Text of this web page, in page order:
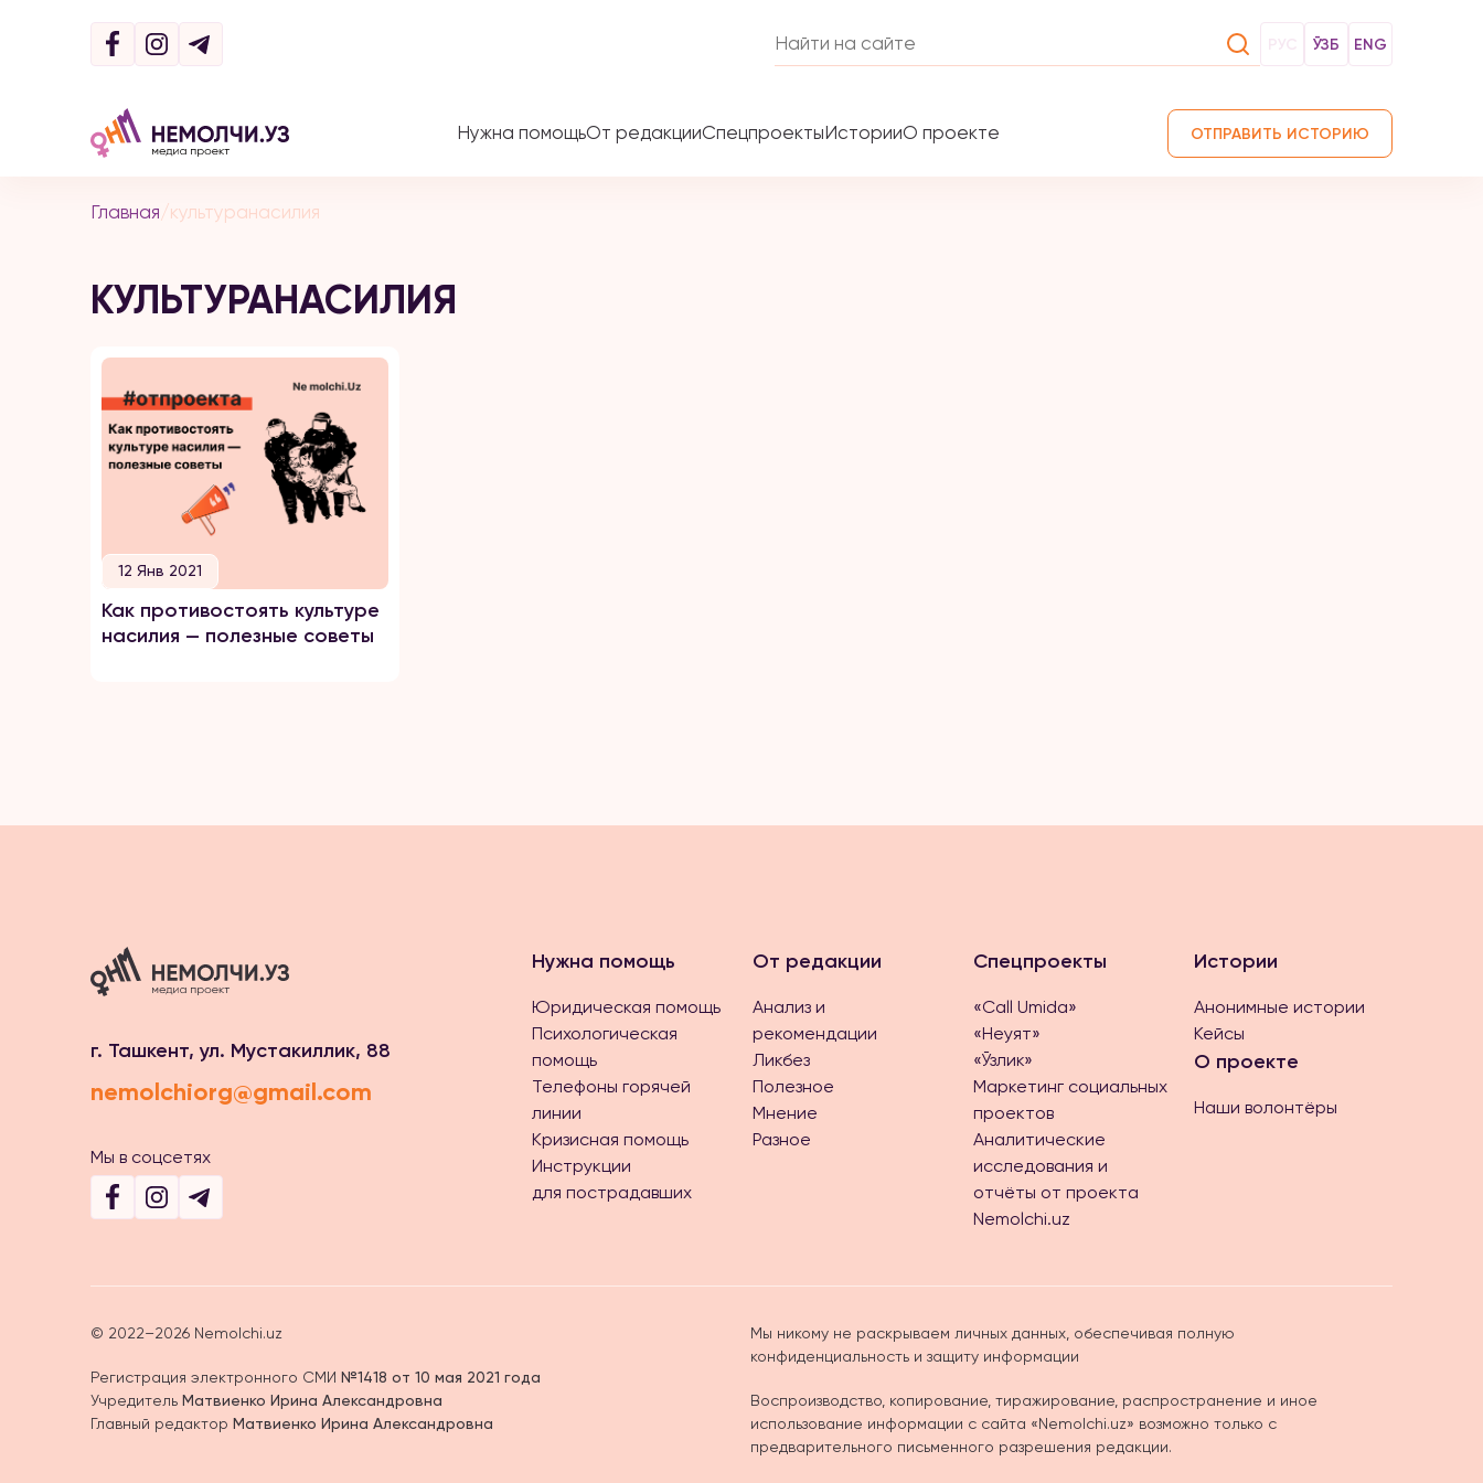
РУС ЎЗБ ENG
Нужна помощьОт редакцииСпецпроектыИсторииО проекте ОТПРАВИТЬ ИСТОРИЮ
Главная/культуранасилия
КУЛЬТУРАНАСИЛИЯ
12 Янв 2021
Как противостоять культуре
насилия — полезные советы
г. Ташкент, ул. Мустакиллик, 88
nemolchiorg@gmail.com
Мы в соцсетях
Нужна помощь
Юридическая помощь
Психологическая
помощь
Телефоны горячей
линии
Кризисная помощь
Инструкции
для пострадавших
От редакции
Анализ и
рекомендации
Ликбез
Полезное
Мнение
Разное
Спецпроекты
«Call Umida»
«Неуят»
«Ўзлик»
Маркетинг социальных
проектов
Аналитические
исследования и
отчёты от проекта
Nemolchi.uz
Истории
Анонимные истории
Кейсы
О проекте
Наши волонтёры
© 2022–2026 Nemolchi.uz
Регистрация электронного СМИ №1418 от 10 мая 2021 года
Учредитель Матвиенко Ирина Александровна
Главный редактор Матвиенко Ирина Александровна
Мы никому не раскрываем личных данных, обеспечивая полную
конфиденциальность и защиту информации
Воспроизводство, копирование, тиражирование, распространение и иное
использование информации с сайта «Nemolchi.uz» возможно только с
предварительного письменного разрешения редакции.